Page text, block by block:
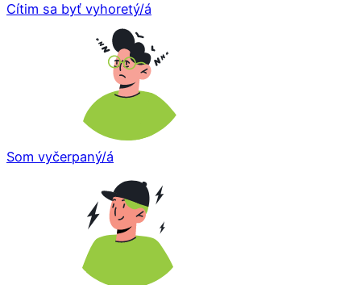
Cítim sa byť vyhoretý/á
Som vyčerpaný/á